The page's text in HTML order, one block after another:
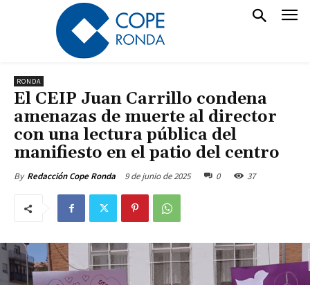
RONDA
El CEIP Juan Carrillo condena
amenazas de muerte al director
con una lectura pública del
manifiesto en el patio del centro
By Redacción Cope Ronda 9 de junio de 2025 0 37